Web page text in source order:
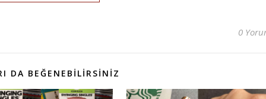
0
DA BEĞENEBILIRSINIZ